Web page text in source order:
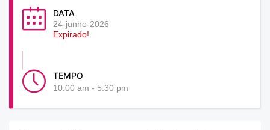
DATA
24-junho-2026
Expirado!
TEMPO
10:00 am - 5:30 pm